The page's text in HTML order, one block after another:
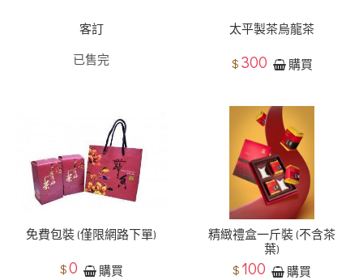
客訂
已售完
太平製茶烏龍茶
$ 300 購買
免費包裝 (僅限網路下單)
$0 購買
精緻禮盒一斤裝 (不含茶
葉)
$ 100 購買